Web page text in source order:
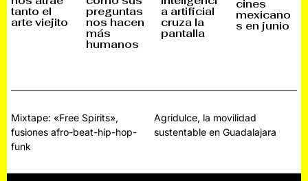
E
M
R
tanto el
arte viejito
E
M
B
R
E
,
preguntas
nos hacen
más
humanos
M
B
E
,
a artificial
cruza la
pantalla
0
2
cines
mexicano
s en junio
Navegación
de
Mixtape: «Free Spirits»,
fusiones afro-beat-hip-hop-
funk
Agridulce, la movilidad
sustentable en Guadalajara